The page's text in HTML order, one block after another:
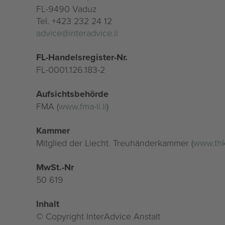
FL-9490 Vaduz
Tel. +423 232 24 12
advice@interadvice.li
FL-Handelsregister-Nr.
FL-0001.126.183-2
Aufsichtsbehörde
FMA (www.fma-li.li)
Kammer
Mitglied der Liecht. Treuhänderkammer (
MwSt.-Nr
50 619
Inhalt
© Copyright InterAdvice Anstalt